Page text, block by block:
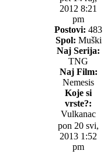
2012 8:21
pm
Postovi: 483
Spol: Muški
Naj Serija:
TNG
Naj Film:
Nemesis
Koje si
vrste?:
Vulkanac
pon 20 svi,
2013 1:52
pm